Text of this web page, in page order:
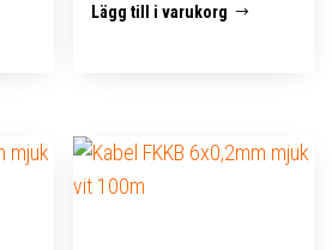
Lägg till i varukorg